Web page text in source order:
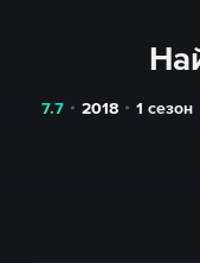
7.7 2018 1 сезон